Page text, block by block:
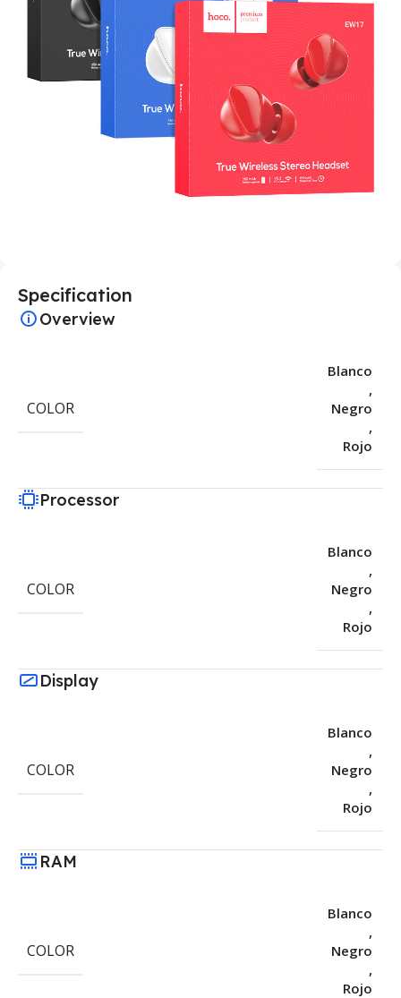
Specification
Overview
COLOR
Blanco
,
Negro
,
Rojo
Processor
COLOR
Blanco
,
Negro
,
Rojo
Display
COLOR
Blanco
,
Negro
,
Rojo
RAM
COLOR
Blanco
,
Negro
,
Rojo